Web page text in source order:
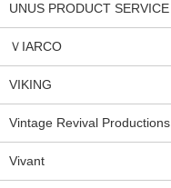
UNUS PRODUCT SERVICE
ＶIARCO
VIKING
Vintage Revival Productions
Vivant